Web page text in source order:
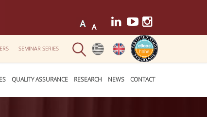
SEMINAR SERIES
QUALITY ASSURANCE RESEARCH NEWS CONTACT